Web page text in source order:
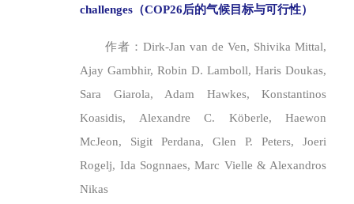
challenges（COP26后的气候目标与可行性）
作者：Dirk-Jan van de Ven, Shivika Mittal,
Ajay Gambhir, Robin D. Lamboll, Haris Doukas,
Sara Giarola, Adam Hawkes, Konstantinos
Koasidis, Alexandre C. Köberle, Haewon
McJeon, Sigit Perdana, Glen P. Peters, Joeri
Rogelj, Ida Sognnaes, Marc Vielle & Alexandros
Nikas